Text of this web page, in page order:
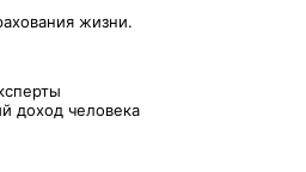
жизни.
доход человека